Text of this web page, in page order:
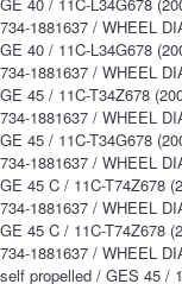
734-1881637 / WHEEL
GE 40 / 11C-L34G678
734-1881637 / WHEEL
GE 45 / 11C-T34Z678
734-1881637 / WHEEL
GE 45 / 11C-T34G678
734-1881637 / WHEEL
GE 45 C / 11C-T74Z678
734-1881637 / WHEEL
GE 45 C / 11C-T74Z678
734-1881637 / WHEEL
self propelled / GES 45 /